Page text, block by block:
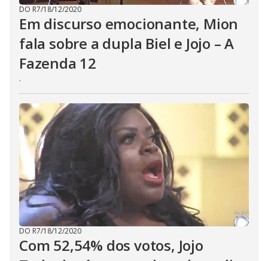
DO R7/18/12/2020
Em discurso emocionante, Mion
fala sobre a dupla Biel e Jojo – A
Fazenda 12
.
DO R7/18/12/2020
Com 52,54% dos votos, Jojo